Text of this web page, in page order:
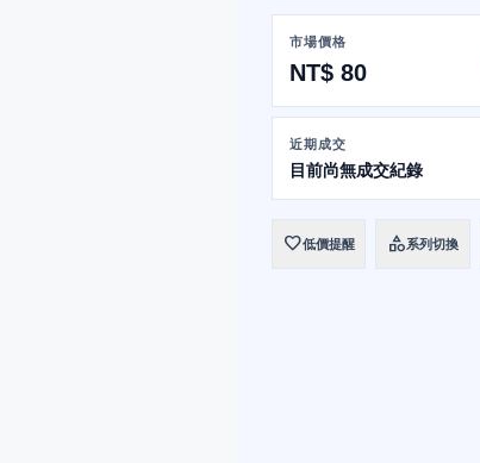
市場價格
NT$ 80
近期成交
目前尚無成交紀錄
favorite低價提醒 category系列切換